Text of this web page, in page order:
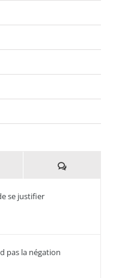
se justifier
pas la négation